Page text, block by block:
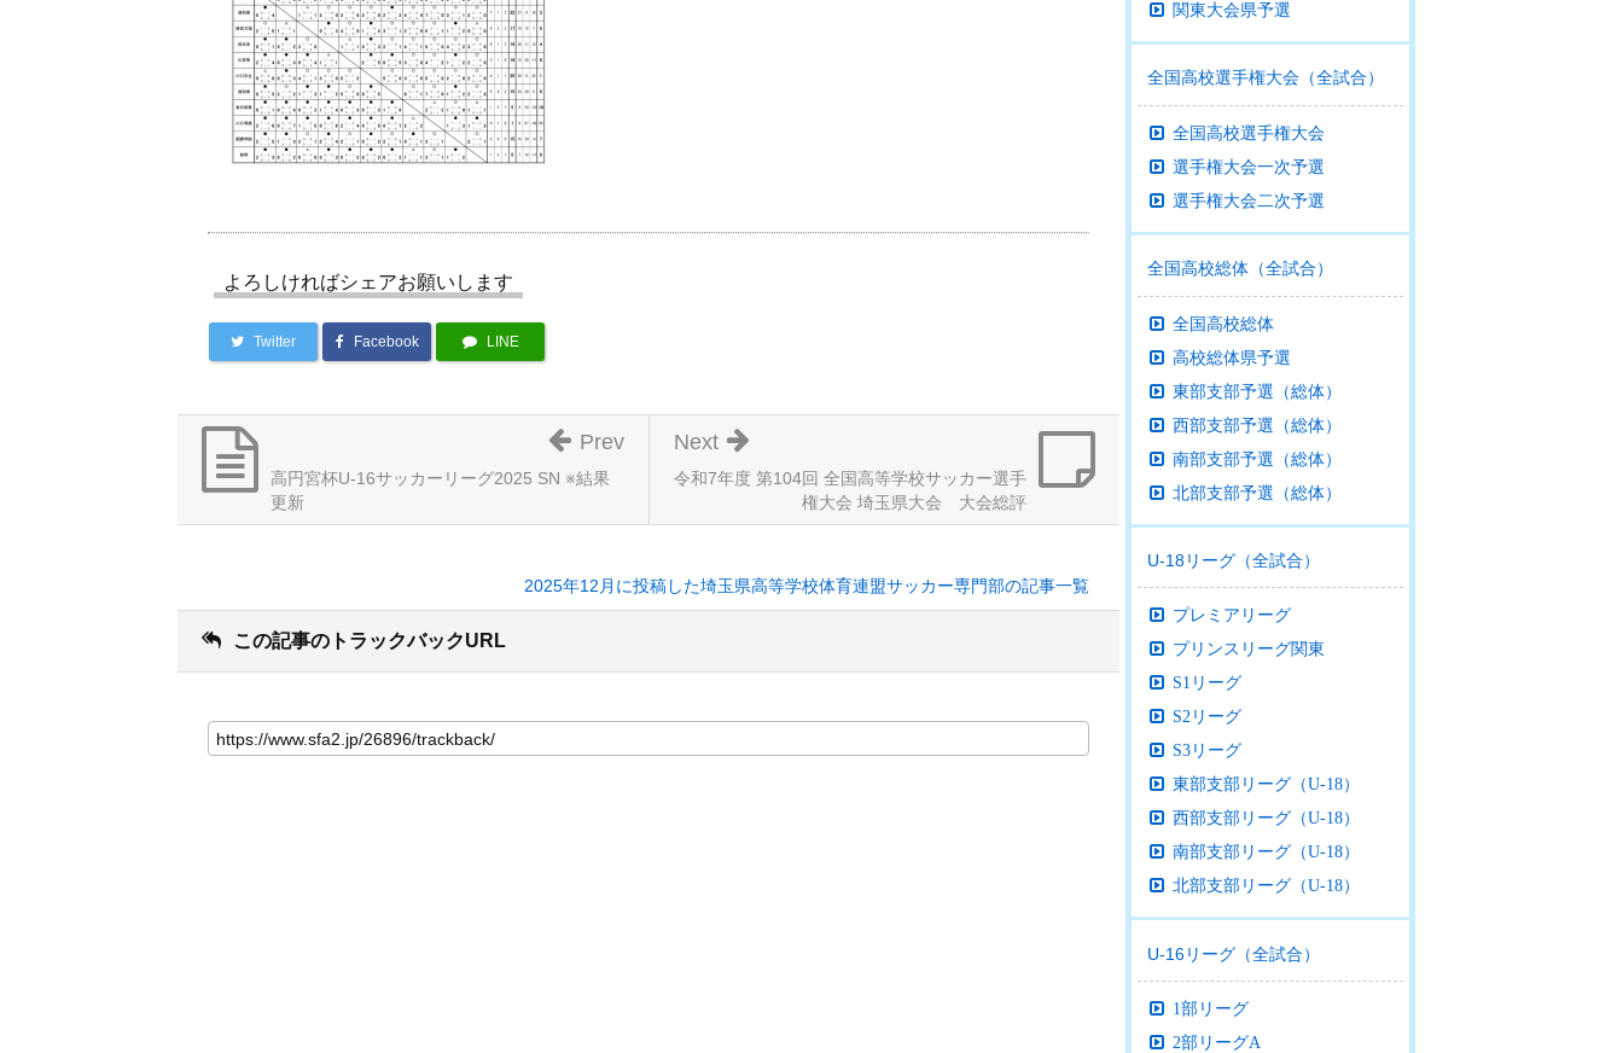
よろしければシェアお願いします
Twitter Facebook LINE
令和7年度 第104回 全国高等学校サッカー選手
権大会 埼玉県大会 大会総評
Next
高円宮杯U-16サッカーリーグ2025 SN ※結果
更新
Prev
2025年12月に投稿した埼玉県高等学校体育連盟サッカー専門部の記事一覧
この記事のトラックバックURL
関東大会県予選
全国高校選手権大会（全試合）
全国高校選手権大会
選手権大会一次予選
選手権大会二次予選
全国高校総体（全試合）
全国高校総体
高校総体県予選
東部支部予選（総体）
西部支部予選（総体）
南部支部予選（総体）
北部支部予選（総体）
U-18リーグ（全試合）
プレミアリーグ
プリンスリーグ関東
S1リーグ
S2リーグ
S3リーグ
東部支部リーグ（U-18）
西部支部リーグ（U-18）
南部支部リーグ（U-18）
北部支部リーグ（U-18）
U-16リーグ（全試合）
1部リーグ
2部リーグA